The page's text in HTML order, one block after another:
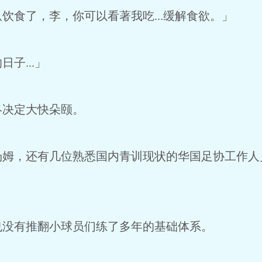
了，李，你可以看著我吃...缓解食欲。」
子...」
定大快朵颐。
还有几位熟悉国内青训现状的华国足协工作
推翻小球员们练了多年的基础体系。